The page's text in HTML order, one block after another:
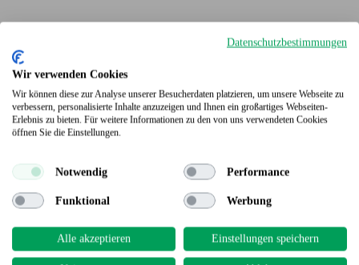
Terrassendielen
Datenschutzbestimmungen
Wir verwenden Cookies
Wir können diese zur Analyse unserer Besucherdaten platzieren, um unsere Webseite zu
verbessern, personalisierte Inhalte anzuzeigen und Ihnen ein großartiges Webseiten-
Erlebnis zu bieten. Für weitere Informationen zu den von uns verwendeten Cookies
öffnen Sie die Einstellungen.
Notwendig Performance
Funktional Werbung
Alle akzeptieren Einstellungen speichern